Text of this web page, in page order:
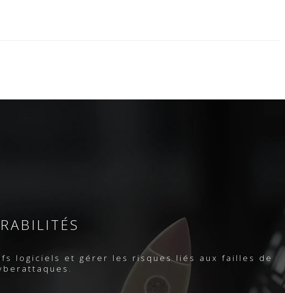
logiciels et gérer les risques liés aux failles de